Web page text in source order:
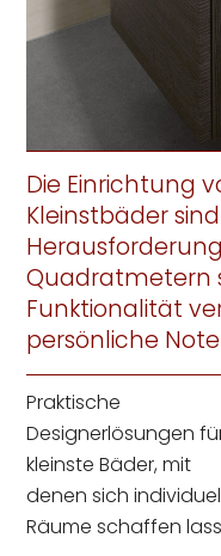
Die Einrichtung
Kleinstbäder
Quadratmetern
Funktionalität
persönliche
Praktische
Designerlösungen
kleinste Bäder, mit
denen sich
Räume schaffen